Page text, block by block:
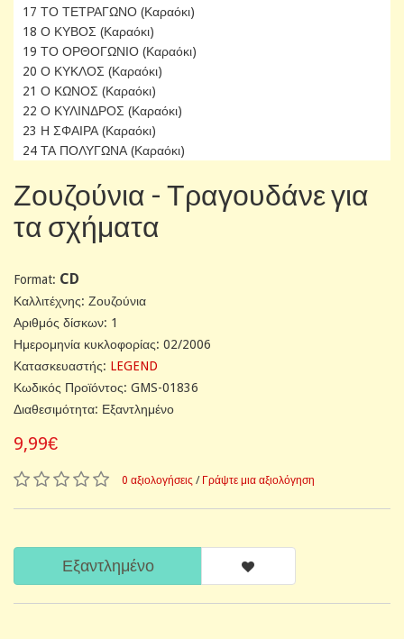
17 ΤΟ ΤΕΤΡΑΓΩΝΟ (Καραόκι)
18 Ο ΚΥΒΟΣ (Καραόκι)
19 ΤΟ ΟΡΘΟΓΩΝΙΟ (Καραόκι)
20 Ο ΚΥΚΛΟΣ (Καραόκι)
21 Ο ΚΩΝΟΣ (Καραόκι)
22 Ο ΚΥΛΙΝΔΡΟΣ (Καραόκι)
23 Η ΣΦΑΙΡΑ (Καραόκι)
24 ΤΑ ΠΟΛΥΓΩΝΑ (Καραόκι)
Ζουζούνια - Τραγουδάνε για
τα σχήματα
Format: CD
Καλλιτέχνης: Ζουζούνια
Αριθμός δίσκων: 1
Ημερομηνία κυκλοφορίας: 02/2006
Κατασκευαστής: LEGEND
Κωδικός Προϊόντος: GMS-01836
Διαθεσιμότητα: Εξαντλημένο
9,99€
0 αξιολογήσεις / Γράψτε μια αξιολόγηση
Εξαντλημένο